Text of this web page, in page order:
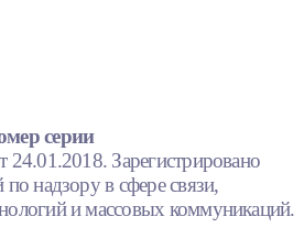
серии
Зарегистрировано
надзору в сфере связи,
и массовых коммуникаций.